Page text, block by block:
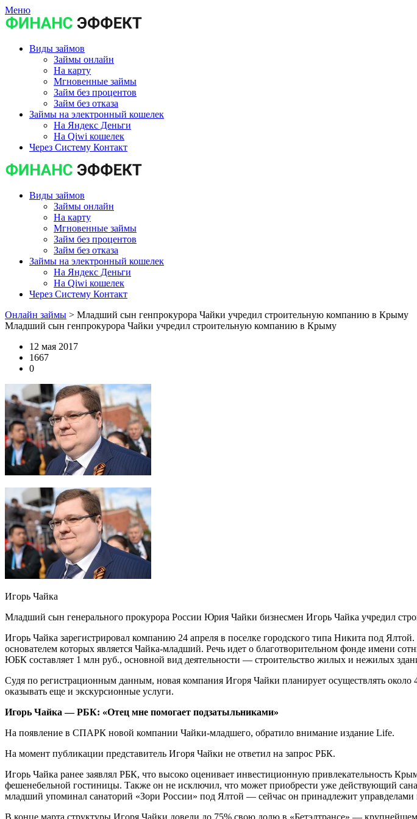
Меню
Виды займов
Займы онлайн
На карту
Мгновенные займы
Займ без процентов
Займ без отказа
Займы на электронный кошелек
На Яндекс Деньги
На Qiwi кошелек
Через Систему Контакт
Виды займов
Займы онлайн
На карту
Мгновенные займы
Займ без процентов
Займ без отказа
Займы на электронный кошелек
На Яндекс Деньги
На Qiwi кошелек
Через Систему Контакт
Онлайн займы > Младший сын генпрокурора Чайки учредил строительную компанию в Крыму
Младший сын генпрокурора Чайки учредил строительную компанию в Крыму
12 мая 2017
1667
0
Игорь Чайка
Младший сын генерального прокурора России Юрия Чайки бизнесмен Игорь Чайка учредил
Игорь Чайка зарегистрировал компанию 24 апреля в поселке городского типа Никита под
основателем которых является Чайка-младший. Речь идет о благотворительном фонде имени
ЮБК составляет 1 млн руб., основной вид деятельности — строительство жилых и нежилых
Судя по регистрационным данным, новая компания Игоря Чайки планирует осуществлять около
оказывать еще и экскурсионные услуги.
Игорь Чайка — РБК: «Отец мне помогает подзатыльниками»
На появление в СПАРК​ новой компании Чайки-младшего, обратило внимание издание Life.
На момент публикации представитель Игоря Чайки не ответил на запрос РБК.
Игорь Чайка ранее заявлял РБК, что высоко оценивает инвестиционную привлекательность
фешенебельной гостиницы. Также он не исключил, что может приобрести уже действующий
младший упоминал санаторий «Зори России» под Ялтой — сейчас он принадлежит управделами
В конце марта структуры Игоря Чайки довели до 75% свою долю в «Бетэлтрансе» —